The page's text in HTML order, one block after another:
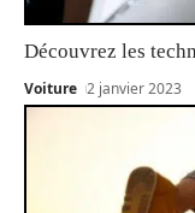
Découvrez les
Voiture 2 janvier 2023